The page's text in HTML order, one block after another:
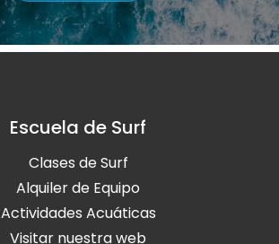
Escuela de Surf
Clases de Surf
Alquiler de Equipo
Actividades Acuáticas
Visitar nuestra web